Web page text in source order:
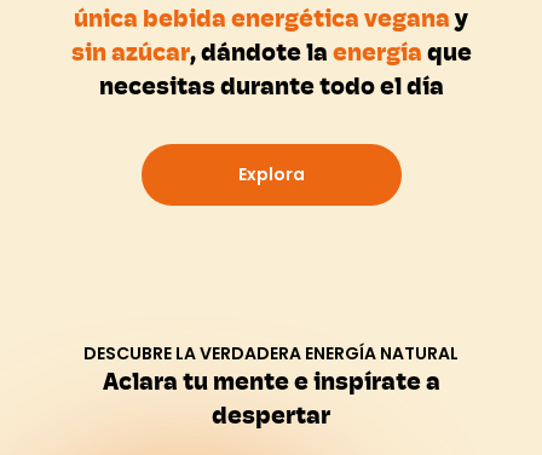
única bebida energética vegana y
sin azúcar, dándote la energía que
necesitas durante todo el día
Explora
DESCUBRE LA VERDADERA ENERGÍA NATURAL
Aclara tu mente e inspírate a
despertar